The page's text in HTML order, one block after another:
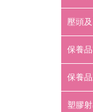
壓頭
保養
保養
塑膠